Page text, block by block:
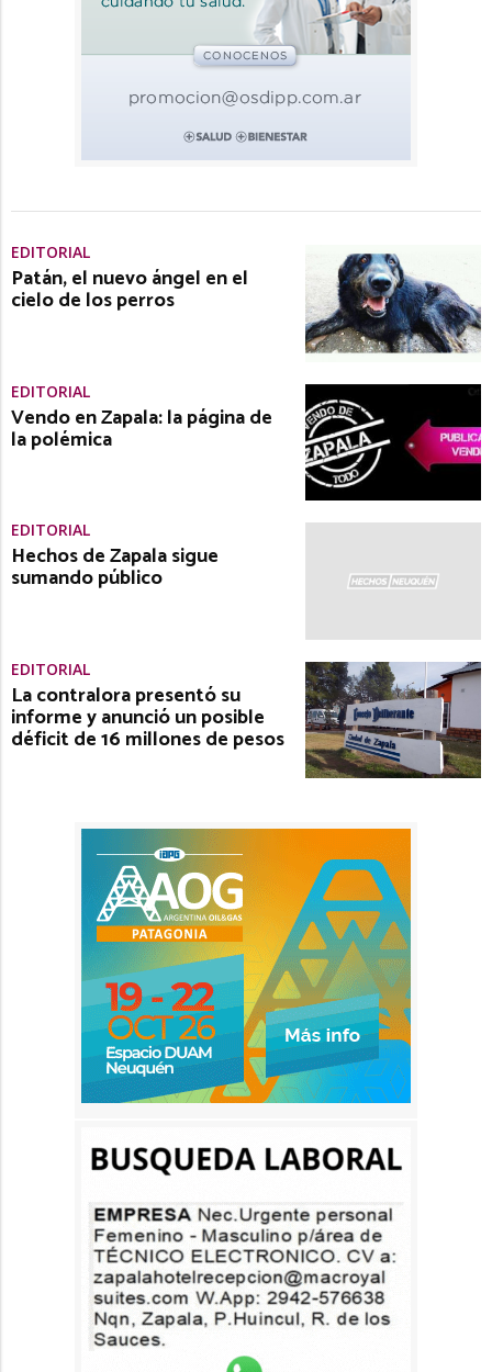
EDITORIAL
Patán, el nuevo ángel en el
cielo de los perros
EDITORIAL
Vendo en Zapala: la página de
la polémica
EDITORIAL
Hechos de Zapala sigue
sumando público
EDITORIAL
La contralora presentó su
informe y anunció un posible
déficit de 16 millones de pesos